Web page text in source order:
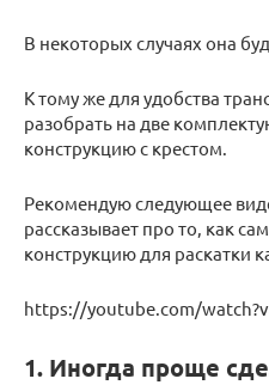
В некоторых случаях она
К тому же для удобства
разобрать на две
конструкцию с крестом.
Рекомендую следующее
рассказывает про то, как
конструкцию для раскатки
https://youtube.com/
1. Иногда проще